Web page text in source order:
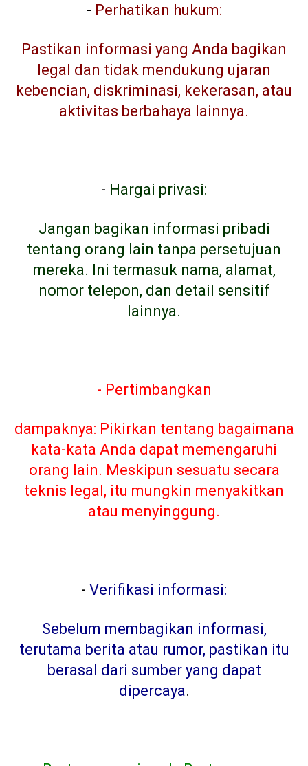
- Perhatikan hukum:
Pastikan informasi yang Anda bagikan
legal dan tidak mendukung ujaran
kebencian, diskriminasi, kekerasan, atau
aktivitas berbahaya lainnya.
- Hargai privasi:
Jangan bagikan informasi pribadi
tentang orang lain tanpa persetujuan
mereka. Ini termasuk nama, alamat,
nomor telepon, dan detail sensitif
lainnya.
- Pertimbangkan
dampaknya: Pikirkan tentang bagaimana
kata-kata Anda dapat memengaruhi
orang lain. Meskipun sesuatu secara
teknis legal, itu mungkin menyakitkan
atau menyinggung.
- Verifikasi informasi:
Sebelum membagikan informasi,
terutama berita atau rumor, pastikan itu
berasal dari sumber yang dapat
dipercaya.